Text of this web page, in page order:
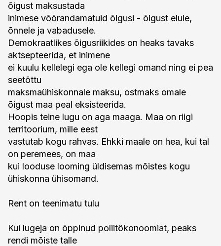
õigust maksustada
inimese võõrandamatuid õigusi - õigust elule,
õnnele ja vabadusele.
Demokraatlikes õigusriikides on heaks tavaks
aktsepteerida, et inimene
ei kuulu kellelegi ega ole kellegi omand ning ei pea
seetõttu
maksmaühiskonnale maksu, ostmaks omale
õigust maa peal eksisteerida.
Hoopis teine lugu on aga maaga. Maa on riigi
territoorium, mille eest
vastutab kogu rahvas. Ehkki maale on hea, kui tal
on peremees, on maa
kui looduse looming üldisemas mõistes kogu
ühiskonna ühisomand.
Rent on teenimatu tulu
Kui lugeja on õppinud poliitökonoomiat, peaks
rendi mõiste talle